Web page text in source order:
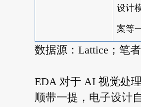
设计
案等
数据源：Lattice；笔
EDA 对于 AI 视觉处
顺带一提，电子设计